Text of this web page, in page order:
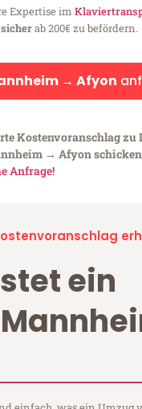
Expertise im
ab 200€ zu befördern.
→ Afyon
Kostenvoranschlag zu
→ Afyon
Anfrage!
ein